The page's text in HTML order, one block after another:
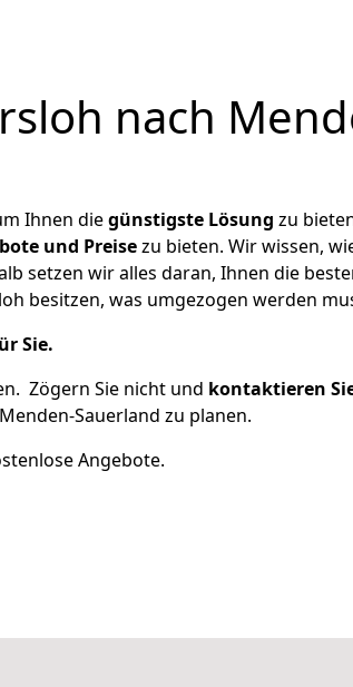
nach
Ihnen diegünstigste Lösung zu
und Preisezu bieten. Wir wissen,
setzen wir alles daran, Ihnen die
besitzen, was umgezogen werden
Sie.
Zögern Sie nicht und kontaktieren
Sauerland zu planen.
Angebote.